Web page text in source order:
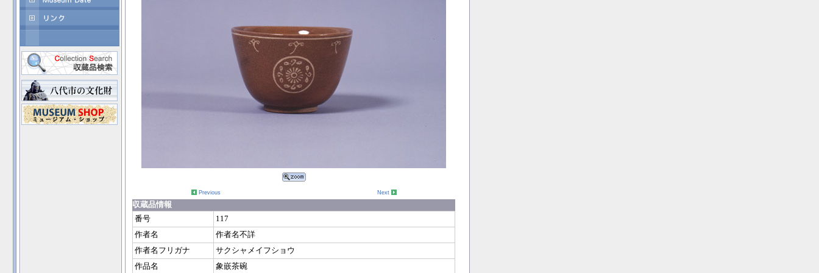
Previous Next
収蔵品情報
番号
117
作者名
作者名不詳
作者名フリガナ
サクシャメイフショウ
作品名
象嵌茶碗